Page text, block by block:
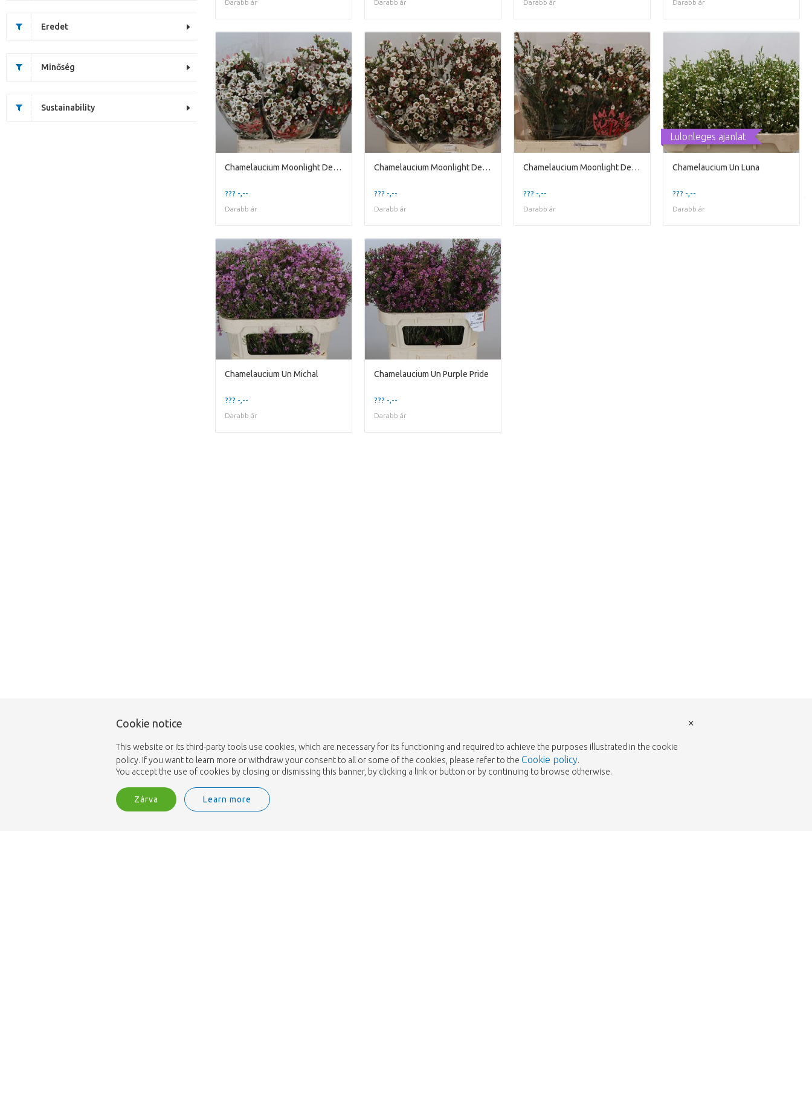
Eredet
Minőség
Sustainability
Darabb ár Darabb ár Darabb ár Darabb ár
Chamelaucium Moonlight Delight
??? -,--
Darabb ár
Chamelaucium Moonlight Delight
??? -,--
Darabb ár
Chamelaucium Moonlight Delight
??? -,--
Darabb ár
Lulonleges ajanlat
Chamelaucium Un Luna
??? -,--
Darabb ár
Chamelaucium Un Michal
??? -,--
Darabb ár
Chamelaucium Un Purple Pride
??? -,--
Darabb ár
Cookie notice
This website or its third-party tools use cookies, which are necessary for its functioning and required to achieve the purposes illustrated in the cookie
policy. If you want to learn more or withdraw your consent to all or some of the cookies, please refer to the Cookie policy.
You accept the use of cookies by closing or dismissing this banner, by clicking a link or button or by continuing to browse otherwise.
Zárva Learn more
×